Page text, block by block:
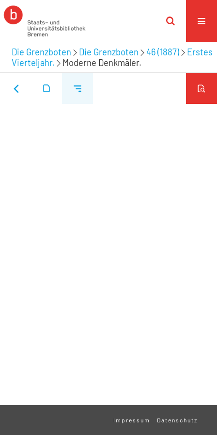
Die Grenzboten Die Grenzboten 46 (1887)
Erstes
Vierteljahr.
Moderne Denkmäler.
Impressum Datenschutz